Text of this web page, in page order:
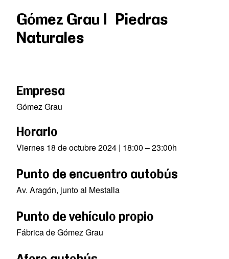
Gómez Grau | Piedras
Naturales
Empresa
Gómez Grau
Horario
Viernes 18 de octubre 2024 | 18:00 – 23:00h
Punto de encuentro autobús
Av. Aragón, junto al Mestalla
Punto de vehículo propio
Fábrica de Gómez Grau